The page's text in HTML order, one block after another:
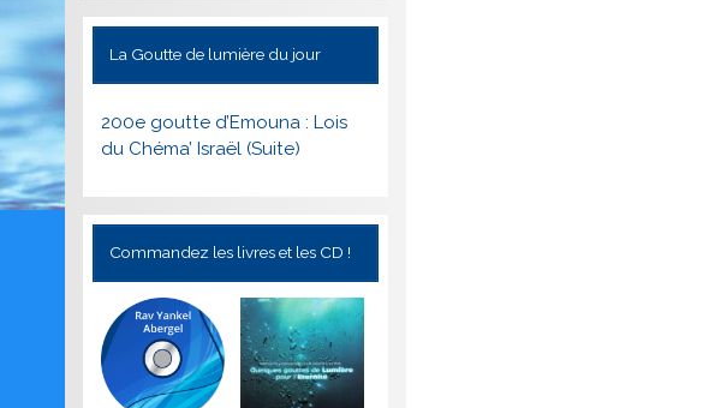
La Goutte de lumière du jour
200e goutte d’Emouna : Lois
du Chéma’ Israël (Suite)
Commandez les livres et les CD !